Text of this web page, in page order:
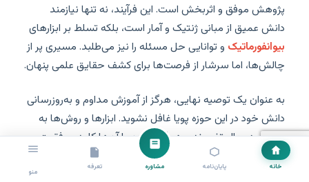
خانه پایان‌نامه مشاوره تعرفه
منو
پژوهش موفق و اثربخش است. این فرآیند، نه تنها نیازمند
دانش عمیق از مبانی ژنتیک و آمار است، بلکه تسلط بر ابزارهای
بیوانفورماتیک و توانایی حل مسئله را نیز می‌طلبد. مسیری پر از
چالش‌ها، اما سرشار از فرصت‌ها برای کشف حقایق علمی پنهان.
به عنوان یک توصیه نهایی، هرگز از آموزش مداوم و به‌روزرسانی
دانش خود در این حوزه پویا غافل نشوید. ابزارها و روش‌ها به
سرعت در حال تغییرند و همگام بودن با آن‌ها کلید موفقیت
شماست. همچنین، در مواجهه با پیچیدگی‌ها، از طلب یاری و
مشاوره پایان نامه
با متخصصین مجرب و کارآزموده ابایی